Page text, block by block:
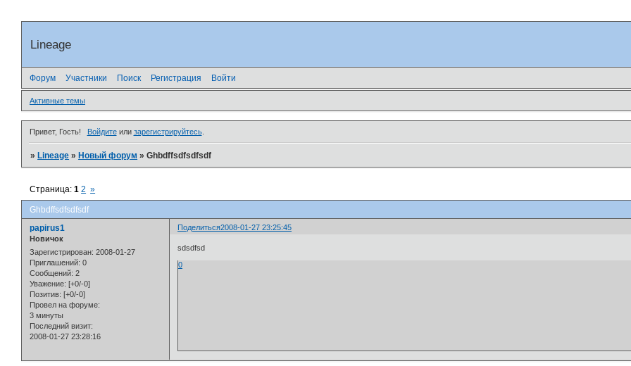
Lineage
Форум Участники Поиск Регистрация Войти
Активные темы
Привет, Гость! Войдитеили зарегистрируйтесь.
»Lineage »Новый форум »Ghbdffsdfsdfsdf
Ghbdffsdfsdfsdf
Страница:1 2 »
Поделиться2008-01-27 23:25:45
papirus1
Новичок
Зарегистрирован: 2008-01-27
Приглашений: 0
Сообщений: 2
Уважение: [+0/-0]
Позитив: [+0/-0]
Провел на форуме:
3 минуты
Последний визит:
2008-01-27 23:28:16
sdsdfsd
0